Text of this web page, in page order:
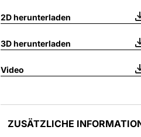
2D herunterladen
3D herunterladen
Video
ZUSÄTZLICHE